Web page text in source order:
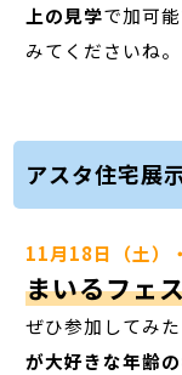
上の見学で加可
みてくださいね。
アスタ住宅展
11月18日（土）
まいるフェ
ぜひ参加してみ
が大好きな年齢